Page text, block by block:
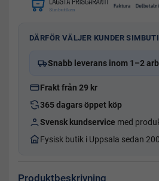
DÄRFÖR VÄLJER KUNDER
Snabb leverans inom 1–2
Frakt från 29 kr
365 dagars öppet köp
Svensk kundservice med
Fysisk butik i Uppsala sedan
Produktbeskrivning